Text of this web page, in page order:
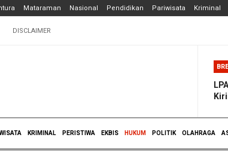
Mataraman Nasional Pendidikan Pariwisata Kriminal
DISCLAIMER
KRIMINAL PERISTIWA EKBIS HUKUM POLITIK OLAHRAGA